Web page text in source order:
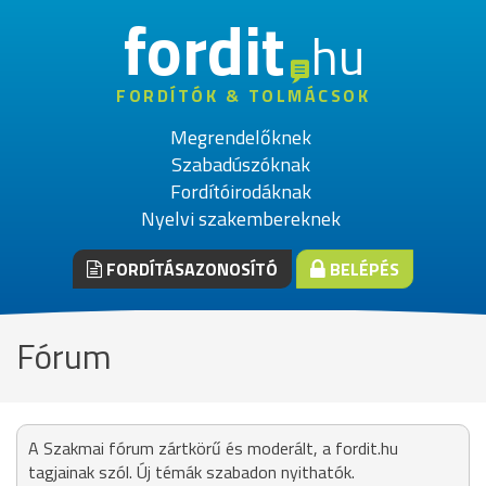
fordithu
FORDÍTÓK & TOLMÁCSOK
Megrendelőknek
Szabadúszóknak
Fordítóirodáknak
Nyelvi szakembereknek
FORDÍTÁSAZONOSÍTÓ BELÉPÉS
Fórum
A Szakmai fórum zártkörű és moderált, a fordit.hu
tagjainak szól. Új témák szabadon nyithatók.